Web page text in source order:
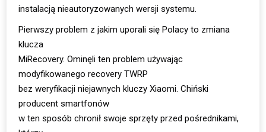
instalacją nieautoryzowanych wersji systemu.
Pierwszy problem z jakim uporali się Polacy to zmiana
klucza
MiRecovery. Ominęli ten problem używając
modyfikowanego recovery TWRP
bez weryfikacji niejawnych kluczy Xiaomi. Chiński
producent smartfonów
w ten sposób chronił swoje sprzęty przed pośrednikami,